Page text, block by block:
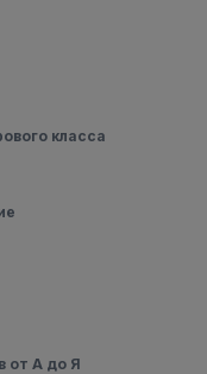
класса
от А до Я